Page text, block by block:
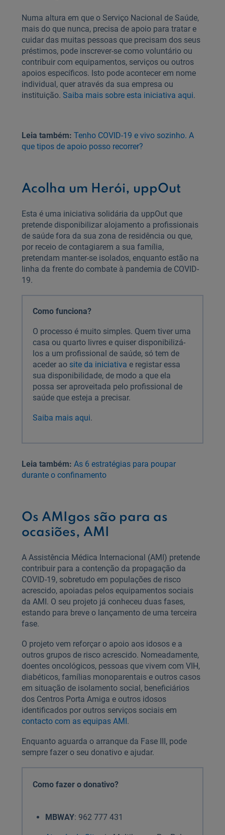
Numa altura em que o Serviço Nacional de Saúde,
mais do que nunca, precisa de apoio para tratar e
cuidar das muitas pessoas que precisam dos seus
préstimos, pode inscrever-se como voluntário ou
contribuir com equipamentos, serviços ou outros
apoios específicos. Isto pode acontecer em nome
individual, quer através da sua empresa ou
instituição. Saiba mais sobre esta iniciativa aqui.
Leia também: Tenho COVID-19 e vivo sozinho. A
que tipos de apoio posso recorrer?
Acolha um Herói, uppOut
Esta é uma iniciativa solidária da uppOut que
pretende disponibilizar alojamento a profissionais
de saúde fora da sua zona de residência ou que,
por receio de contagiarem a sua família,
pretendam manter-se isolados, enquanto estão na
linha da frente do combate à pandemia de COVID-
19.
Como funciona?
O processo é muito simples. Quem tiver uma
casa ou quarto livres e quiser disponibilizá-
los a um profissional de saúde, só tem de
aceder ao site da iniciativa e registar essa
sua disponibilidade, de modo a que ela
possa ser aproveitada pelo profissional de
saúde que esteja a precisar.
Saiba mais aqui.
Leia também: As 6 estratégias para poupar
durante o confinamento
Os AMIgos são para as
ocasiões, AMI
A Assistência Médica Internacional (AMI) pretende
contribuir para a contenção da propagação da
COVID-19, sobretudo em populações de risco
acrescido, apoiadas pelos equipamentos sociais
da AMI. O seu projeto já conheceu duas fases,
estando para breve o lançamento de uma terceira
fase.
O projeto vem reforçar o apoio aos idosos e a
outros grupos de risco acrescido. Nomeadamente,
doentes oncológicos, pessoas que vivem com VIH,
diabéticos, famílias monoparentais e outros casos
em situação de isolamento social, beneficiários
dos Centros Porta Amiga e outros idosos
identificados por outros serviços sociais em
contacto com as equipas AMI.
Enquanto aguarda o arranque da Fase III, pode
sempre fazer o seu donativo e ajudar.
Como fazer o donativo?
MBWAY: 962 777 431